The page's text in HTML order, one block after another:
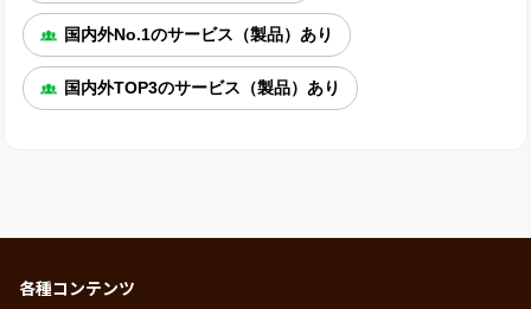
国内外No.1のサービス（製品）あり
国内外TOP3のサービス（製品）あり
各種コンテンツ